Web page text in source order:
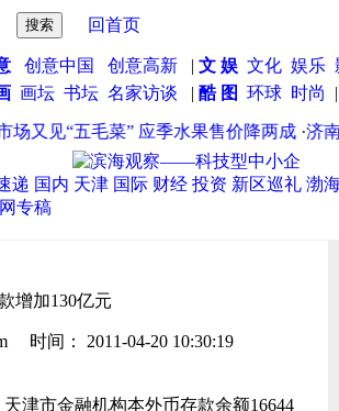
回首页
创意中国 创意高新 | 文 娱 文化 娱乐
画坛 书坛 名家访谈 | 酷 图 环球 时尚 |
又见“五毛菜” 应季水果售价降两成·济南
递 国内 天津 国际 财经 投资 新区巡礼 渤
专稿
增加130亿元
时间： 2011-04-20 10:30:19
津市金融机构本外币存款余额16644